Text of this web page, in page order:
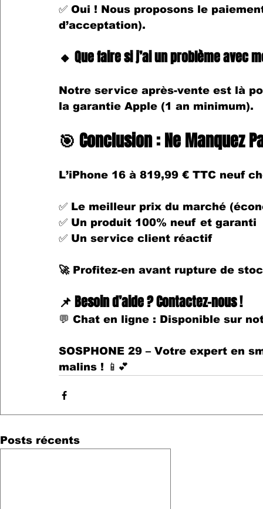
✅ Oui ! Nous proposons le
d’acceptation).
🔸 Que faire si j’ai un problème avec
Notre service après-vente est là
la garantie Apple (1 an minimum).
🎯 Conclusion : Ne Manquez
L’iPhone 16 à 819,99 € TTC neuf
✅ Le meilleur prix du marché
✅ Un produit 100% neuf et garanti
✅ Un service client réactif
🚀 Profitez-en avant rupture de
📌 Besoin d’aide ? Contactez-nous !
💬 Chat en ligne : Disponible sur
SOSPHONE 29 – Votre expert en
malins ! 📱💕
Posts récents